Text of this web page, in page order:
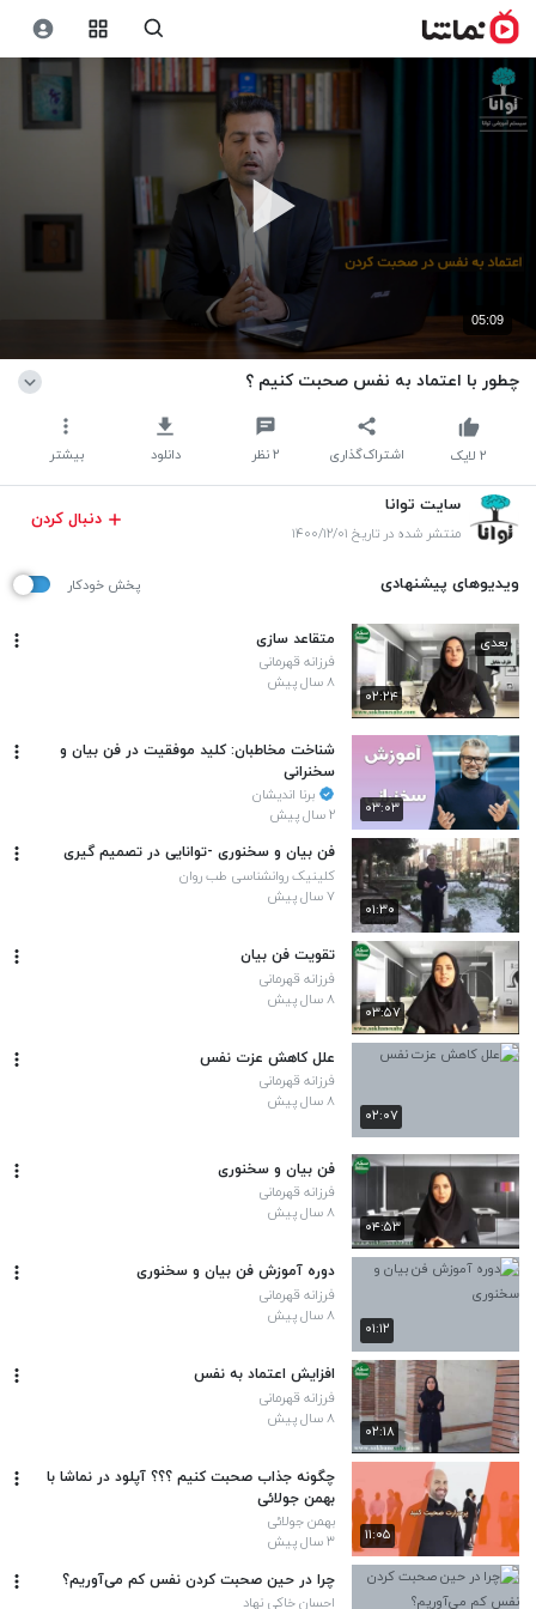
05:09
چطور با اعتماد به نفس صحبت کنیم ؟
اشتراک‌گذاری ۲ نظر دانلود بیشتر ۲ لایک
سایت توانا
منتشر شده در تاریخ ۱۴۰۰/۱۲/۰۱
دنبال کردن
ویدیوهای پیشنهادی پخش خودکار
۰۲:۲۴
بعدی متقاعد سازی
فرزانه قهرمانی
۸ سال پیش
۰۳:۰۳
شناخت مخاطبان: کلید موفقیت در فن بیان و
سخنرانی
برنا اندیشان
۲ سال پیش
۰۱:۳۰
فن بیان و سخنوری -توانایی در تصمیم گیری
کلینیک روانشناسی طب روان
۷ سال پیش
۰۳:۵۷
تقویت فن بیان
فرزانه قهرمانی
۸ سال پیش
۰۲:۰۷
علل کاهش عزت نفس
فرزانه قهرمانی
۸ سال پیش
۰۴:۵۳
فن بیان و سخنوری
فرزانه قهرمانی
۸ سال پیش
۰۱:۱۲
دوره آموزش فن بیان و سخنوری
فرزانه قهرمانی
۸ سال پیش
۰۲:۱۸
افزایش اعتماد به نفس
فرزانه قهرمانی
۸ سال پیش
۱۱:۰۵
چگونه جذاب صحبت کنیم ؟؟؟ آپلود در نماشا با
بهمن جولائی
بهمن جولائی
۳ سال پیش
چرا در حین صحبت کردن نفس کم می‌آوریم؟
احسان خاکی نهاد